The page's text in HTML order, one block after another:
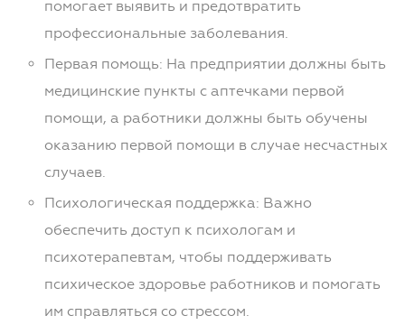
помогает выявить и предотвратить
профессиональные заболевания.
Первая помощь: На предприятии должны быть
медицинские пункты с аптечками первой
помощи, а работники должны быть обучены
оказанию первой помощи в случае несчастных
случаев.
Психологическая поддержка: Важно
обеспечить доступ к психологам и
психотерапевтам, чтобы поддерживать
психическое здоровье работников и помогать
им справляться со стрессом.